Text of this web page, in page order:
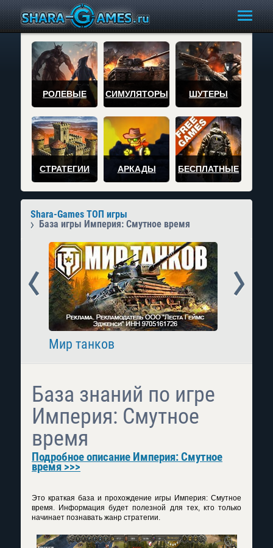
РОЛЕВЫЕ СИМУЛЯТОРЫ ШУТЕРЫ
СТРАТЕГИИ АРКАДЫ БЕСПЛАТНЫЕ
Shara-Games ТОП игры
База игры Империя: Смутное время
Мир танков
Prev
База знаний по игре
Империя: Смутное
время
Подробное описание Империя: Смутное
время >>>
Это краткая база и прохождение игры Империя: Смутное
время. Информация будет полезной для тех, кто только
начинает познавать жанр стратегии.